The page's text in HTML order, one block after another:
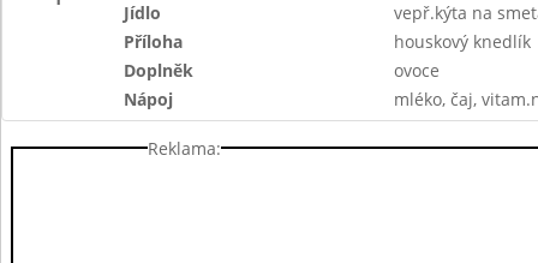
Jídlo
vepř.kýta na
Příloha
houskový knedlík
Doplněk
ovoce
Nápoj
mléko, čaj,
Reklama: